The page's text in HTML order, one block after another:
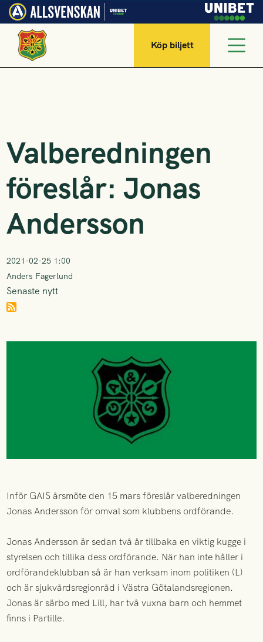
Köp biljett
Valberedningen
föreslår: Jonas
Andersson
2021-02-25 1:00
Anders Fagerlund
Senaste nytt
Inför GAIS årsmöte den 15 mars föreslår valberedningen
Jonas Andersson för omval som klubbens ordförande.
Jonas Andersson är sedan två år tillbaka en viktig kugge i
styrelsen och tillika dess ordförande. När han inte håller i
ordförandeklubban så är han verksam inom politiken (L)
och är sjukvårdsregionråd i Västra Götalandsregionen.
Jonas är särbo med Lill, har två vuxna barn och hemmet
finns i Partille.